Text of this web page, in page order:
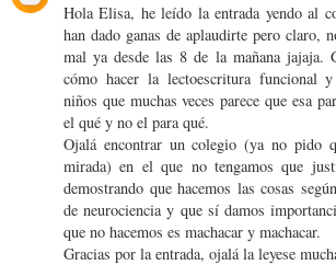
Hola Elisa, he leído la entrada yendo al
han dado ganas de aplaudirte pero claro,
mal ya desde las 8 de la mañana jajaja.
cómo hacer la lectoescritura funcional
niños que muchas veces parece que esa
el qué y no el para qué.
Ojalá encontrar un colegio (ya no pido
mirada) en el que no tengamos que
demostrando que hacemos las cosas
de neurociencia y que sí damos
que no hacemos es machacar y machacar.
Gracias por la entrada, ojalá la leyese